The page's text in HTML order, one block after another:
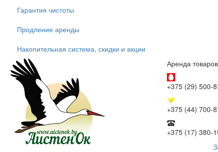
Гарантия чистоты
Продление аренды
Накопительная система, скидки и акции
Аренда
+375 (29) 500-
+375 (44) 700-
+375 (17) 380-